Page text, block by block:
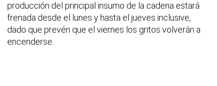
producción del principal insumo de la cadena estará
frenada desde el lunes y hasta el jueves inclusive,
dado que prevén que el viernes los gritos volverán a
encenderse.